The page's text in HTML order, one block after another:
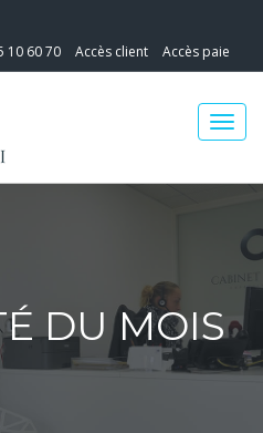
10 60 70 Accès client Accès paie
DU MOIS